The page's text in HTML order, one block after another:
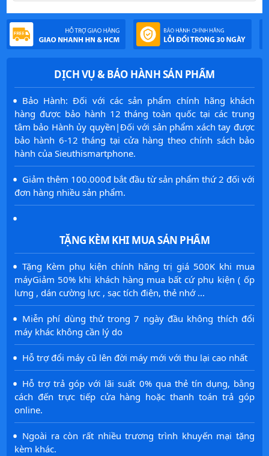
DỊCH VỤ & BẢO HÀNH SẢN PHẨM
· Bảo Hành: Đối với các sản phẩm chính hãng khách
hàng được bảo hành 12 tháng toàn quốc tại các trung
tâm bảo Hành ủy quyền|Đối với sản phẩm xách tay được
bảo hành 6-12 tháng tại cửa hàng theo chính sách bảo
hành của Sieuthismartphone.
· Giảm thêm 100.000đ bắt đầu từ sản phẩm thứ 2 đối với
đơn hàng nhiều sản phẩm.
·
TẶNG KÈM KHI MUA SẢN PHẨM
· Tặng Kèm phụ kiện chính hãng trị giá 500K khi mua
máyGiảm 50% khi khách hàng mua bất cứ phụ kiện ( ốp
lưng , dán cường lực , sạc tích điện, thẻ nhớ ...
· Miễn phí dùng thử trong 7 ngày đầu không thích đổi
máy khác không cần lý do
· Hỗ trợ đổi máy cũ lên đời máy mới với thu lại cao nhất
· Hỗ trợ trả góp với lãi suất 0% qua thẻ tín dụng, bằng
cách đến trực tiếp cửa hàng hoặc thanh toán trả góp
online.
· Ngoài ra còn rất nhiều trương trình khuyến mại tặng
kèm khác.